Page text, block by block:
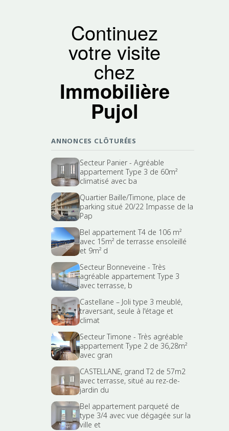
Continuez
votre visite
chez
Immobilière
Pujol
ANNONCES CLÔTURÉES
Secteur Panier - Agréable
appartement Type 3 de 60m²
climatisé avec ba
Quartier Baille/Timone, place de
parking situé 20/22 Impasse de la
Pap
Bel appartement T4 de 106 m²
avec 15m² de terrasse ensoleillé
et 9m² d
Secteur Bonneveine - Très
agréable appartement Type 3
avec terrasse, b
Castellane – Joli type 3 meublé,
traversant, seule à l'étage et
climat
Secteur Timone - Très agréable
appartement Type 2 de 36,28m²
avec gran
CASTELLANE, grand T2 de 57m2
avec terrasse, situé au rez-de-
jardin du
Bel appartement parqueté de
type 3/4 avec vue dégagée sur la
ville et